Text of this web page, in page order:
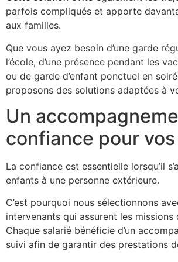
parfois compliqués et apporte
aux familles.
Que vous ayez besoin d’une garde
l’école, d’une présence pendant les
ou de garde d’enfant ponctuel en
proposons des solutions adaptées à
Un
confiance pour
La confiance est essentielle lorsqu’il
enfants à une personne extérieure.
C’est pourquoi nous sélectionnons
intervenants qui assurent les missions
Chaque salarié bénéficie d’un
suivi afin de garantir des prestations